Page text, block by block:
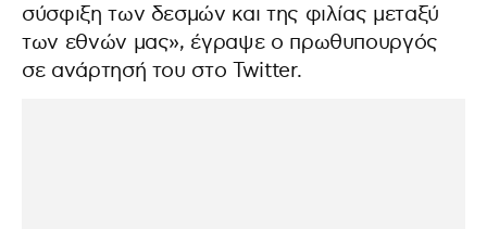
σύσφιξη των δεσμών και της φιλίας μεταξύ
των εθνών μας», έγραψε ο πρωθυπουργός
σε ανάρτησή του στο Twitter.